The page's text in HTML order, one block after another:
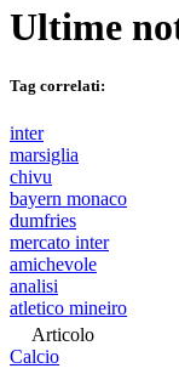
Ultime
Tag correlati:
inter
marsiglia
chivu
bayern monaco
dumfries
mercato inter
amichevole
analisi
atletico mineiro
Articolo
Calcio